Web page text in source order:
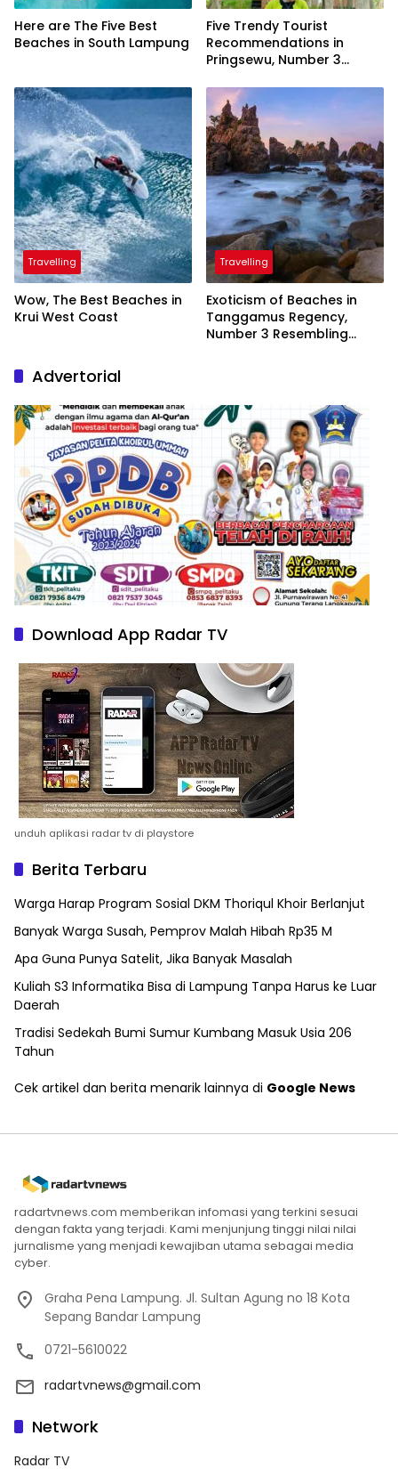
Here are The Five Best
Beaches in South Lampung
Five Trendy Tourist
Recommendations in
Pringsewu, Number 3
President
Travelling
Wow, The Best Beaches in
Krui West Coast
Travelling
Exoticism of Beaches in
Tanggamus Regency,
Number 3 Resembling
Advertorial
Download App Radar TV
unduh aplikasi radar tv di playstore
Berita Terbaru
Warga Harap Program Sosial DKM Thoriqul Khoir Berlanjut
Banyak Warga Susah, Pemprov Malah Hibah Rp35 M
Apa Guna Punya Satelit, Jika Banyak Masalah
Kuliah S3 Informatika Bisa di Lampung Tanpa Harus ke Luar
Daerah
Tradisi Sedekah Bumi Sumur Kumbang Masuk Usia 206
Tahun
Cek artikel dan berita menarik lainnya di Google News
radartvnews.com memberikan infomasi yang terkini sesuai
dengan fakta yang terjadi. Kami menjunjung tinggi nilai nilai
jurnalisme yang menjadi kewajiban utama sebagai media
cyber.
Graha Pena Lampung. Jl. Sultan Agung no 18 Kota
Sepang Bandar Lampung
0721-5610022
radartvnews@gmail.com
Network
Radar TV